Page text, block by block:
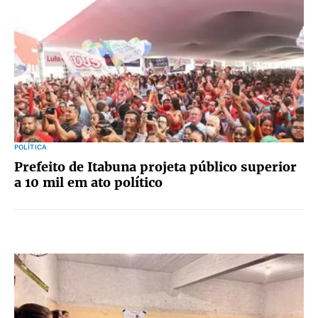
POLÍTICA
Prefeito de Itabuna projeta público superior
a 10 mil em ato político